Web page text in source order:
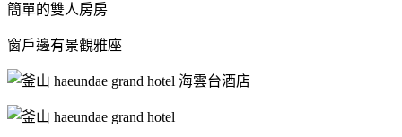
簡單的雙人房房
窗戶邊有景觀雅座